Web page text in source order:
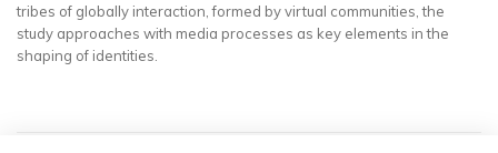
tribes of globally interaction, formed by virtual communities, the
study approaches with media processes as key elements in the
shaping of identities.